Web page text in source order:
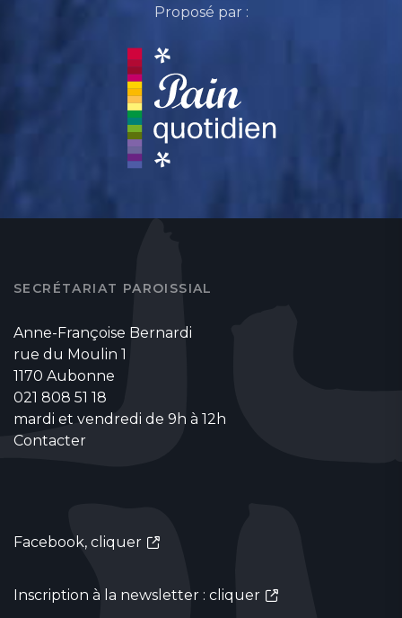
Proposé par :
SECRÉTARIAT PAROISSIAL
Anne-Françoise Bernardi
rue du Moulin 1
1170 Aubonne
021 808 51 18
mardi et vendredi de 9h à 12h
Contacter
Facebook, cliquer
Inscription à la newsletter : cliquer